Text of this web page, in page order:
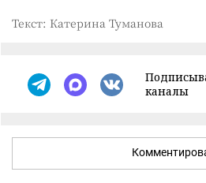
Текст: Катерина Туманова
каналы